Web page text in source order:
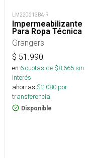
LM220613BA-R
Impermeabilizante
Para Ropa Técnica
Grangers
$ 51.990
en 6cuotas de $8.665sin
interés
ahorras $2.080 por
transferencia.
Disponible